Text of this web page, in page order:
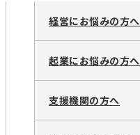
経営にお悩みの方へ
起業にお悩みの方へ
支援機関の方へ